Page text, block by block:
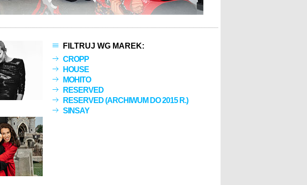
FILTRUJ WG MAREK:
CROPP
HOUSE
MOHITO
RESERVED
RESERVED (ARCHIWUM DO 2015 R.)
SINSAY